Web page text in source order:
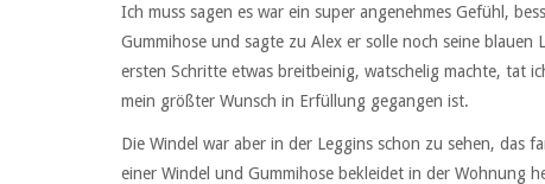
Ich muss sagen es war ein super angenehmes Gefühl,
Gummihose und sagte zu Alex er solle noch seine
ersten Schritte etwas breitbeinig, watschelig machte, tat
mein größter Wunsch in Erfüllung gegangen ist.
Die Windel war aber in der Leggins schon zu sehen, das
einer Windel und Gummihose bekleidet in der Wohnung